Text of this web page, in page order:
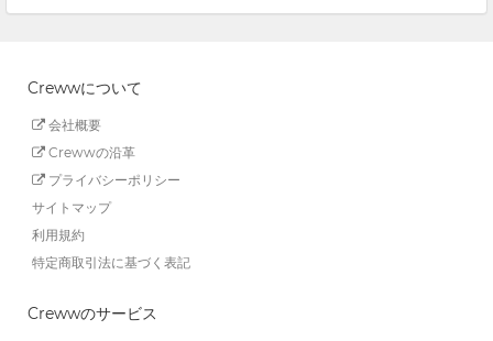
Crewwについて
会社概要
Crewwの沿革
プライバシーポリシー
サイトマップ
利用規約
特定商取引法に基づく表記
Crewwのサービス